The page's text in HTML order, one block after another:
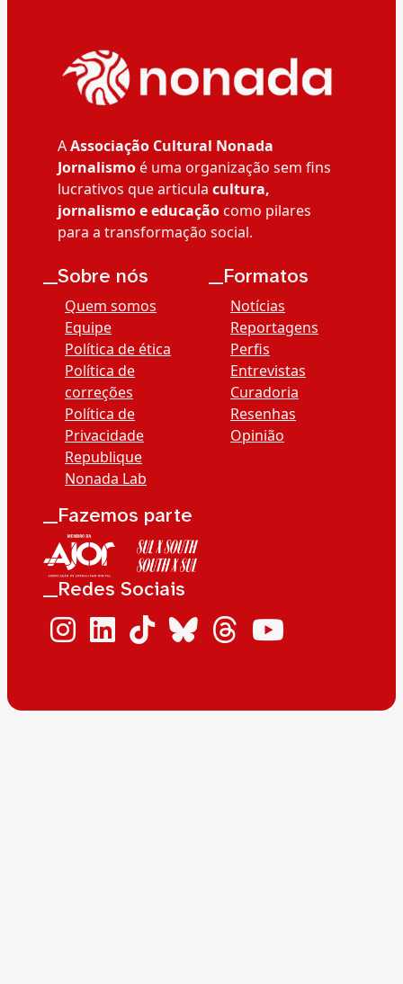
AAssociação Cultural Nonada
Jornalismoé uma organização sem fins
lucrativos que articula cultura,
jornalismo e educaçãocomo pilares
para a transformação social.
__Sobre nós
Quem somos
Equipe
Política de ética
Política de
correções
Política de
Privacidade
Republique
Nonada Lab
__Formatos
Notícias
Reportagens
Perfis
Entrevistas
Curadoria
Resenhas
Opinião
__Fazemos parte
__Redes Sociais